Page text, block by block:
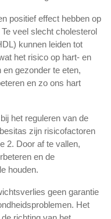
positief effect hebben op
veel slecht cholesterol
kunnen leiden tot
het risico op hart- en
gezonder te eten,
en zo ons hart
het reguleren van de
zijn risicofactoren
2. Door af te vallen,
en de
houden.
geen garantie
Het